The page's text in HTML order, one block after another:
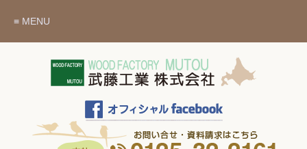
≡ MENU